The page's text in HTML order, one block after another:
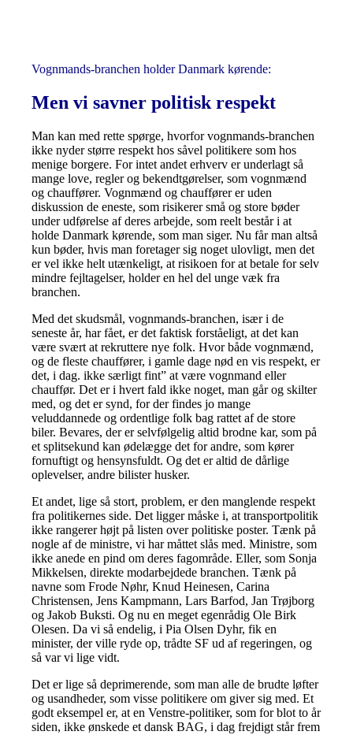
Vognmands-branchen holder Danmark kørende:
Men vi savner politisk respekt
Man kan med rette spørge, hvorfor vognmands-branchen
ikke nyder større respekt hos såvel politikere som hos
menige borgere. For intet andet erhverv er underlagt så
mange love, regler og bekendtgørelser, som vognmænd
og chauffører. Vognmænd og chauffører er uden
diskussion de eneste, som risikerer små og store bøder
under udførelse af deres arbejde, som reelt består i at
holde Danmark kørende, som man siger. Nu får man altså
kun bøder, hvis man foretager sig noget ulovligt, men det
er vel ikke helt utænkeligt, at risikoen for at betale for selv
mindre fejltagelser, holder en hel del unge væk fra
branchen.
Med det skudsmål, vognmands-branchen, især i de
seneste år, har fået, er det faktisk forståeligt, at det kan
være svært at rekruttere nye folk. Hvor både vognmænd,
og de fleste chauffører, i gamle dage nød en vis respekt, er
det, i dag. ikke særligt fint” at være vognmand eller
chauffør. Det er i hvert fald ikke noget, man går og skilter
med, og det er synd, for der findes jo mange
veluddannede og ordentlige folk bag rattet af de store
biler. Bevares, der er selvfølgelig altid brodne kar, som på
et splitsekund kan ødelægge det for andre, som kører
fornuftigt og hensynsfuldt. Og det er altid de dårlige
oplevelser, andre bilister husker.
Et andet, lige så stort, problem, er den manglende respekt
fra politikernes side. Det ligger måske i, at transportpolitik
ikke rangerer højt på listen over politiske poster. Tænk på
nogle af de ministre, vi har måttet slås med. Ministre, som
ikke anede en pind om deres fagområde. Eller, som Sonja
Mikkelsen, direkte modarbejdede branchen. Tænk på
navne som Frode Nøhr, Knud Heinesen, Carina
Christensen, Jens Kampmann, Lars Barfod, Jan Trøjborg
og Jakob Buksti. Og nu en meget egenrådig Ole Birk
Olesen. Da vi så endelig, i Pia Olsen Dyhr, fik en
minister, der ville ryde op, trådte SF ud af regeringen, og
så var vi lige vidt.
Det er lige så deprimerende, som man alle de brudte løfter
og usandheder, som visse politikere om giver sig med. Et
godt eksempel er, at en Venstre-politiker, som for blot to år
siden, ikke ønskede et dansk BAG, i dag frejdigt står frem